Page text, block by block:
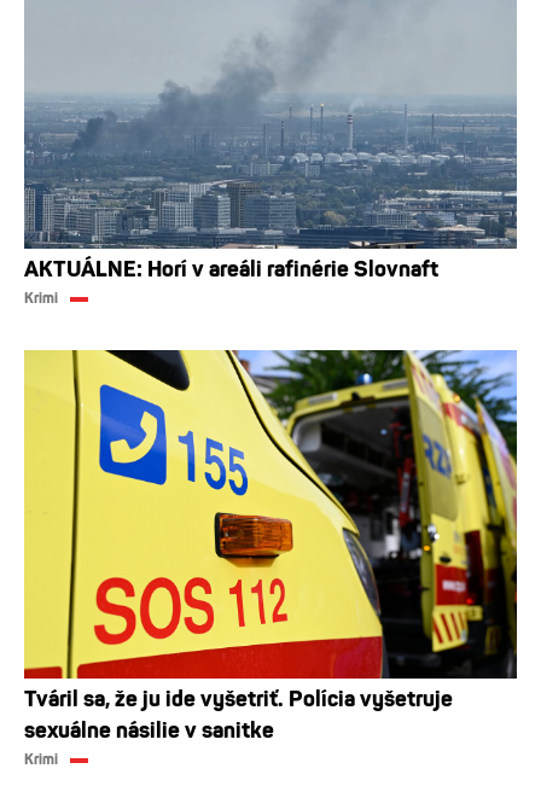
AKTUÁLNE: Horí v areáli rafinérie Slovnaft
Krimi
Tváril sa, že ju ide vyšetriť. Polícia vyšetruje
sexuálne násilie v sanitke
Krimi